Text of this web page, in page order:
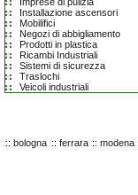
Installazione ascensori
Mobilifici
Negozi di abbigliamento
Prodotti in plastica
Ricambi Industriali
Sistemi di sicurezza
Traslochi
Veicoli industriali
:: bologna :: ferrara :: modena